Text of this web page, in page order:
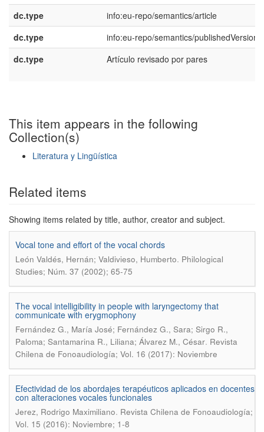
dc.type
info:eu-repo/semantics/article
dc.type
info:eu-repo/semantics/publishedVersion
dc.type
Artí­culo revisado por pares
This item appears in the following
Collection(s)
Literatura y Lingüística
Related items
Showing items related by title, author, creator and subject.
Vocal tone and effort of the vocal chords
León Valdés, Hernán; Valdivieso, Humberto. Philological
Studies; Núm. 37 (2002); 65-75
The vocal intelligibility in people with laryngectomy that
communicate with erygmophony
Fernández G., María José; Fernández G., Sara; Sirgo R.,
Paloma; Santamarina R., Liliana; Álvarez M., César. Revista
Chilena de Fonoaudiología; Vol. 16 (2017): Noviembre
Efectividad de los abordajes terapéuticos aplicados en docentes
con alteraciones vocales funcionales
Jerez, Rodrigo Maximiliano. Revista Chilena de Fonoaudiología;
Vol. 15 (2016): Noviembre; 1-8